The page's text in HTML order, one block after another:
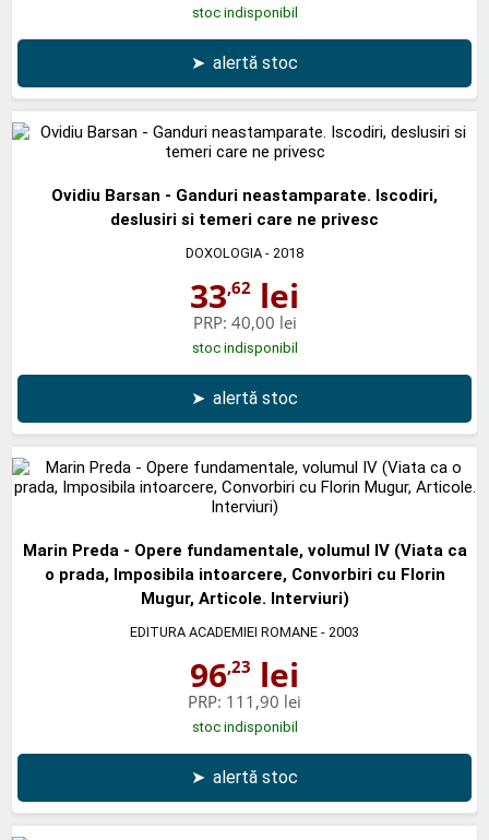
stoc indisponibil
➤ alertă stoc
Ovidiu Barsan - Ganduri neastamparate. Iscodiri,
deslusiri si temeri care ne privesc
DOXOLOGIA - 2018
33,62 lei
PRP: 40,00 lei
stoc indisponibil
➤ alertă stoc
Marin Preda - Opere fundamentale, volumul IV (Viata ca
o prada, Imposibila intoarcere, Convorbiri cu Florin
Mugur, Articole. Interviuri)
EDITURA ACADEMIEI ROMANE - 2003
96,23 lei
PRP: 111,90 lei
stoc indisponibil
➤ alertă stoc